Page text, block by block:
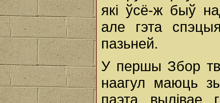
які ўсё-ж быў
але гэта
пазьней.
У першы Збор
наагул маюць
паэта вылівае